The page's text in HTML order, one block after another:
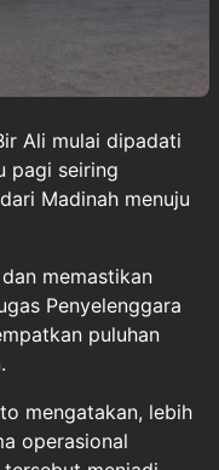
Ali mulai dipadati
pagi seiring
Madinah menuju
memastikan
Penyelenggara
puluhan
mengatakan, lebih
operasional